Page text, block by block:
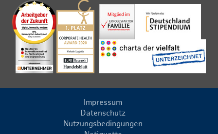
Impressum
Datenschutz
Nutzungsbedingungen